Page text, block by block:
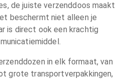
de juiste verzenddoos maakt
beschermt niet alleen je
is direct ook een krachtig
in elk formaat, van
grote transportverpakkingen,